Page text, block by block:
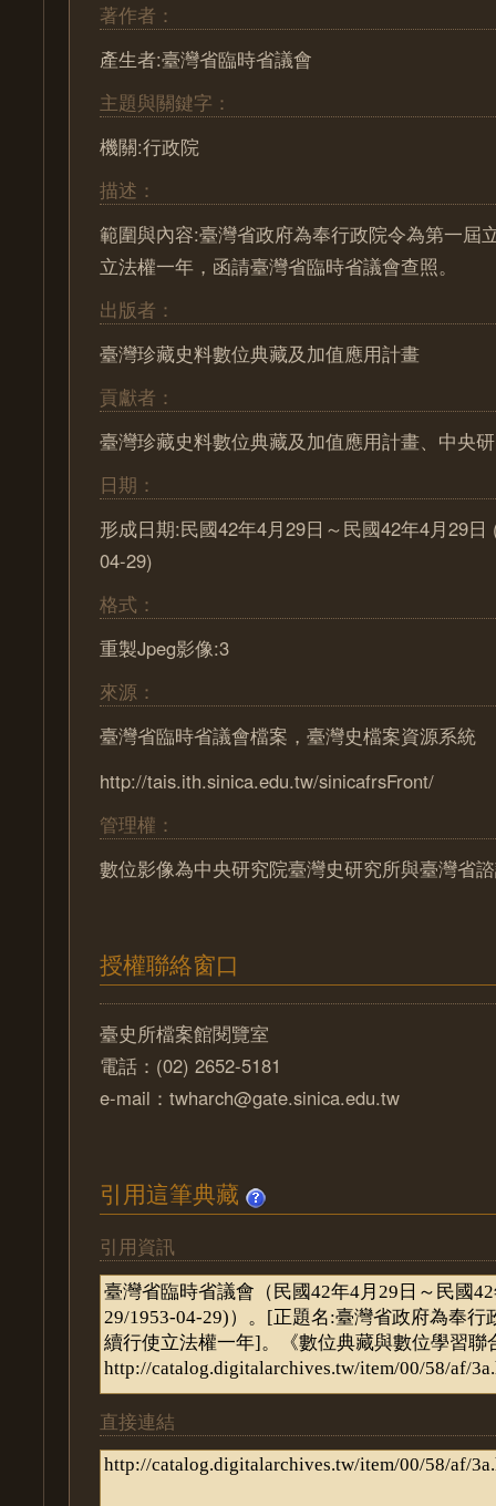
著作者：
產生者:臺灣省臨時省議會
主題與關鍵字：
機關:行政院
描述：
範圍與內容:臺灣省政府為奉行政院令為第一屆
立法權一年，函請臺灣省臨時省議會查照。
出版者：
臺灣珍藏史料數位典藏及加值應用計畫
貢獻者：
臺灣珍藏史料數位典藏及加值應用計畫、中央
日期：
形成日期:民國42年4月29日～民國42年4月29日
04-29)
格式：
重製Jpeg影像:3
來源：
臺灣省臨時省議會檔案，臺灣史檔案資源系統
http://tais.ith.sinica.edu.tw/sinicafrsFront/
管理權：
數位影像為中央研究院臺灣史研究所與臺灣省
授權聯絡窗口
臺史所檔案館閱覽室
電話：(02) 2652-5181
e-mail：twharch@gate.sinica.edu.tw
引用這筆典藏
引用資訊
直接連結